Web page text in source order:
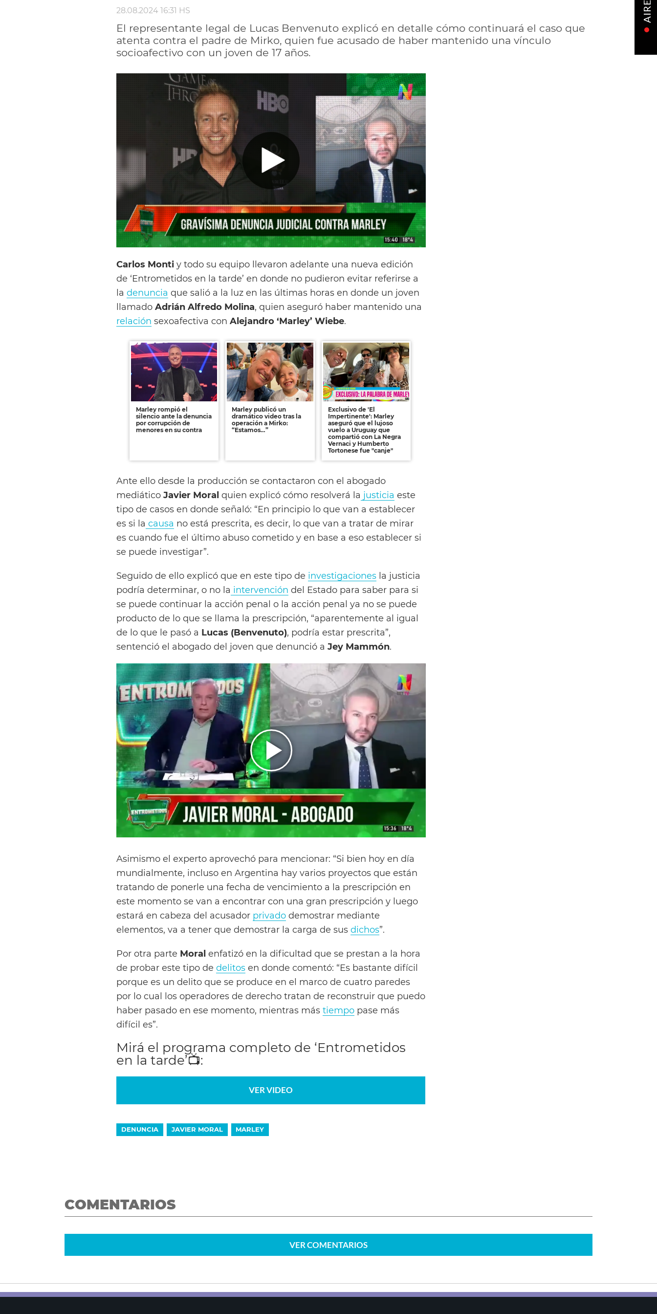
28.08.2024 16:31 HS
El representante legal de Lucas Benvenuto explicó en detalle cómo continuará el caso que
atenta contra el padre de Mirko, quien fue acusado de haber mantenido una vínculo
socioafectivo con un joven de 17 años.
Carlos Monti y todo su equipo llevaron adelante una nueva edición
de ‘Entrometidos en la tarde’ en donde no pudieron evitar referirse a
la denuncia que salió a la luz en las últimas horas en donde un joven
llamado Adrián Alfredo Molina, quien aseguró haber mantenido una
relación sexoafectiva con Alejandro ‘Marley’ Wiebe.
Marley rompió el
silencio ante la denuncia
por corrupción de
menores en su contra
Marley publicó un
dramático video tras la
operación a Mirko:
“Estamos…”
Exclusivo de 'El
Impertinente': Marley
aseguró que el lujoso
vuelo a Uruguay que
compartió con La Negra
Vernaci y Humberto
Tortonese fue "canje"
Ante ello desde la producción se contactaron con el abogado
mediático Javier Moral quien explicó cómo resolverá la justicia este
tipo de casos en donde señaló: “En principio lo que van a establecer
es si la causa no está prescrita, es decir, lo que van a tratar de mirar
es cuando fue el último abuso cometido y en base a eso establecer si
se puede investigar”.
Seguido de ello explicó que en este tipo de investigaciones la justicia
podría determinar, o no la intervención del Estado para saber para si
se puede continuar la acción penal o la acción penal ya no se puede
producto de lo que se llama la prescripción, “aparentemente al igual
de lo que le pasó a Lucas (Benvenuto), podría estar prescrita”,
sentenció el abogado del joven que denunció a Jey Mammón.
Asimismo el experto aprovechó para mencionar: “Si bien hoy en día
mundialmente, incluso en Argentina hay varios proyectos que están
tratando de ponerle una fecha de vencimiento a la prescripción en
este momento se van a encontrar con una gran prescripción y luego
estará en cabeza del acusador privado demostrar mediante
elementos, va a tener que demostrar la carga de sus dichos”.
Por otra parte Moral enfatizó en la dificultad que se prestan a la hora
de probar este tipo de delitos en donde comentó: “Es bastante difícil
porque es un delito que se produce en el marco de cuatro paredes
por lo cual los operadores de derecho tratan de reconstruir que puedo
haber pasado en ese momento, mientras más tiempo pase más
difícil es”.
Mirá el programa completo de ‘Entrometidos
en la tarde’📺:
VER VIDEO
DENUNCIA JAVIER MORAL MARLEY
COMENTARIOS
VERCOMENTARIOS
AIRE